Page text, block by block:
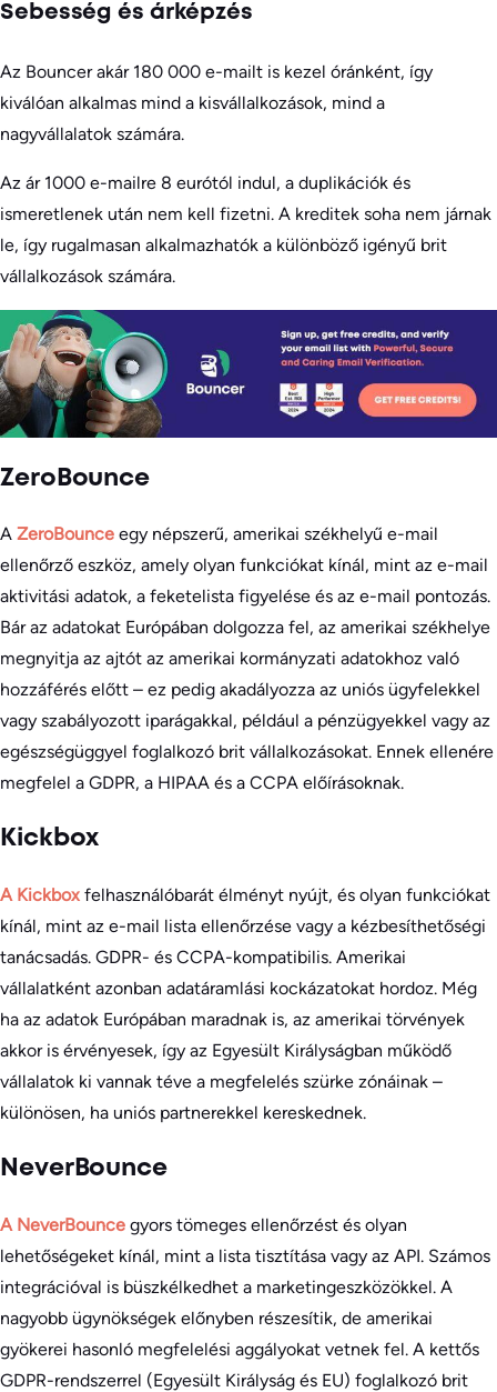
Sebesség és árképzés
Az Bouncer akár 180 000 e-mailt is kezel óránként, így
kiválóan alkalmas mind a kisvállalkozások, mind a
nagyvállalatok számára.
Az ár 1000 e-mailre 8 eurótól indul, a duplikációk és
ismeretlenek után nem kell fizetni. A kreditek soha nem járnak
le, így rugalmasan alkalmazhatók a különböző igényű brit
vállalkozások számára.
ZeroBounce
A ZeroBounce egy népszerű, amerikai székhelyű e-mail
ellenőrző eszköz, amely olyan funkciókat kínál, mint az e-mail
aktivitási adatok, a feketelista figyelése és az e-mail pontozás.
Bár az adatokat Európában dolgozza fel, az amerikai székhelye
megnyitja az ajtót az amerikai kormányzati adatokhoz való
hozzáférés előtt – ez pedig akadályozza az uniós ügyfelekkel
vagy szabályozott iparágakkal, például a pénzügyekkel vagy az
egészségüggyel foglalkozó brit vállalkozásokat. Ennek ellenére
megfelel a GDPR, a HIPAA és a CCPA előírásoknak.
Kickbox
A Kickbox felhasználóbarát élményt nyújt, és olyan funkciókat
kínál, mint az e-mail lista ellenőrzése vagy a kézbesíthetőségi
tanácsadás. GDPR- és CCPA-kompatibilis. Amerikai
vállalatként azonban adatáramlási kockázatokat hordoz. Még
ha az adatok Európában maradnak is, az amerikai törvények
akkor is érvényesek, így az Egyesült Királyságban működő
vállalatok ki vannak téve a megfelelés szürke zónáinak –
különösen, ha uniós partnerekkel kereskednek.
NeverBounce
A NeverBounce gyors tömeges ellenőrzést és olyan
lehetőségeket kínál, mint a lista tisztítása vagy az API. Számos
integrációval is büszkélkedhet a marketingeszközökkel. A
nagyobb ügynökségek előnyben részesítik, de amerikai
gyökerei hasonló megfelelési aggályokat vetnek fel. A kettős
GDPR-rendszerrel (Egyesült Királyság és EU) foglalkozó brit